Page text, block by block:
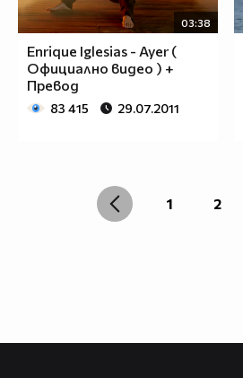
03:38
Enrique Iglesias - Ayer (
Официално видео ) +
Превод
83 415 29.07.2011
1 2